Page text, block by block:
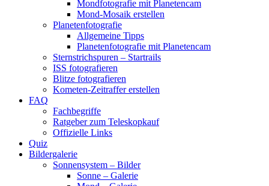
Mondfotografie mit Planetencam
Mond-Mosaik erstellen
Planetenfotografie
Allgemeine Tipps
Planetenfotografie mit Planetencam
Sternstrichspuren – Startrails
ISS fotografieren
Blitze fotografieren
Kometen-Zeitraffer erstellen
FAQ
Fachbegriffe
Ratgeber zum Teleskopkauf
Offizielle Links
Quiz
Bildergalerie
Sonnensystem – Bilder
Sonne – Galerie